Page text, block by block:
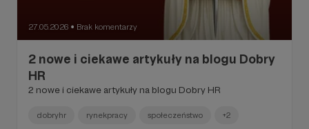
27.05.2026 ● Brak komentarzy
2 nowe i ciekawe artykuły na blogu Dobry
HR
2 nowe i ciekawe artykuły na blogu Dobry HR
dobryhr rynekpracy społeczeństwo +2